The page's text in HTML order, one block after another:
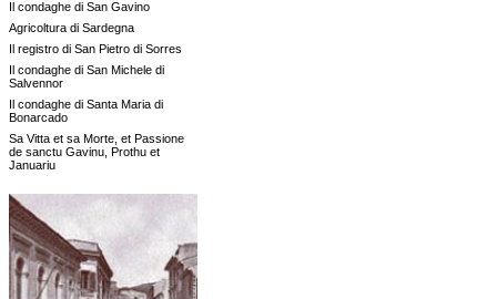
Il condaghe di San Gavino
Agricoltura di Sardegna
Il registro di San Pietro di Sorres
Il condaghe di San Michele di
Salvennor
Il condaghe di Santa Maria di
Bonarcado
Sa Vitta et sa Morte, et Passione
de sanctu Gavinu, Prothu et
Januariu